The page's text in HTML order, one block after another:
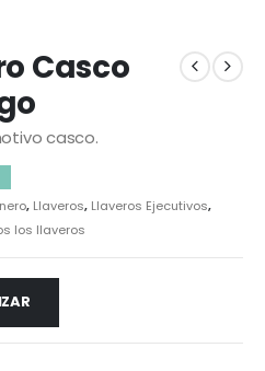
Casco
casco.
, Llaveros, Llaveros Ejecutivos,
los llaveros